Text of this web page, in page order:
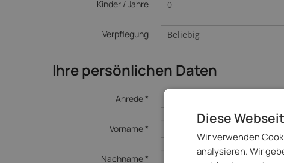
Kinder / Jahre
Verpflegung
Ihre persönlichen Daten
Anrede *
Vorname *
Nachname *
Diese
Wir verwenden
analysieren. Wir